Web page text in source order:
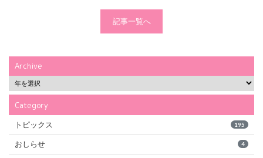
記事一覧へ
Archive
Category
トピックス 195
おしらせ 4